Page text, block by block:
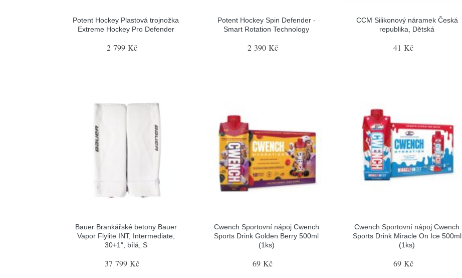
Potent Hockey Plastová trojnožka
Extreme Hockey Pro Defender
2 799 Kč
Potent Hockey Spin Defender -
Smart Rotation Technology
2 390 Kč
CCM Silikonový náramek Česká
republika, Dětská
41 Kč
Bauer Brankářské betony Bauer
Vapor Flylite INT, Intermediate,
30+1", bílá, S
37 799 Kč
Cwench Sportovní nápoj Cwench
Sports Drink Golden Berry 500ml
(1ks)
69 Kč
Cwench Sportovní nápoj Cwench
Sports Drink Miracle On Ice 500ml
(1ks)
69 Kč